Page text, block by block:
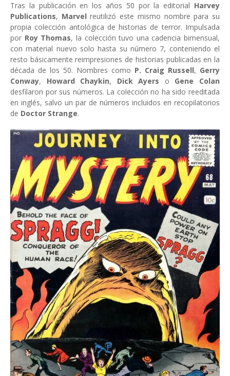
Tras la publicación en los años 50 por la editorial Harvey
Publications, Marvelreutilizó este mismo nombre para su
propia colección antológica de historias de terror. Impulsada
por Roy Thomas, la colección tuvo una cadencia bimensual,
con material nuevo solo hasta su número 7, conteniendo el
resto básicamente reimpresiones de historias publicadas en la
década de los 50. Nombres como P. Craig Russell, Gerry
Conway, Howard Chaykin, Dick Ayers o Gene Colan
desfilaron por sus números. La colección no ha sido reeditada
en inglés, salvo un par de números incluidos en recopilatorios
de Doctor Strange.